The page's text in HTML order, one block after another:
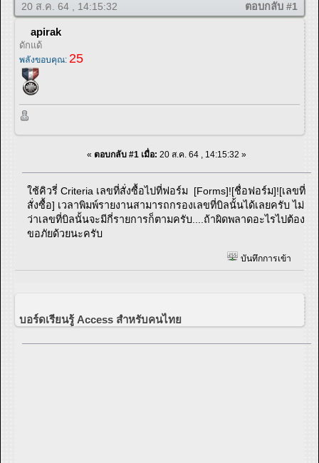
20 ส.ค. 64 , 14:15:32 ตอบกลับ #1
apirak
ดักแด้
พลังขอบคุณ: 25
« ตอบกลับ #1 เมื่อ: 20 ส.ค. 64 , 14:15:32 »
ใช้คิวรี่ Criteria เลขที่สั่งซื้อไปที่ฟอร์ม [Forms]![ชื่อฟอร์ม]![เลขที่
สั่งซื้อ] เวลาพิมพ์รายงานสามารถกรองเลขที่บิลนั้นได้เลยครับ ไม่
ว่าเลขที่บิลนั้นจะมีกี่รายการก็ตามครับ....ถ้าผิดพลาดอะไรไปต้อง
ขอภัยด้วยนะครับ
บันทึกการเข้า
บอร์ดเรียนรู้ Access สำหรับคนไทย